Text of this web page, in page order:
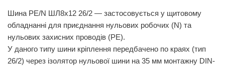
Шина PE/N ШЛ8х12 26/2 — застосовується у щитовому
обладнанні для приєднання нульових робочих (N) та
нульових захисних проводів (РЕ).
У даного типу шини кріплення передбачено по краях (тип
26/2) через ізолятор нульової шини на 35 мм монтажну DIN-